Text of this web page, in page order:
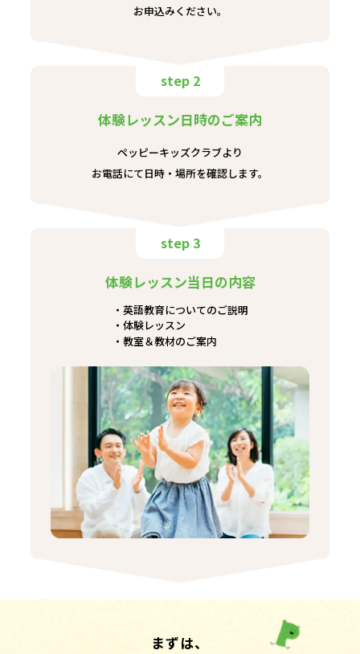
お申込みください。
step 2
体験レッスン日時のご案内
ペッピーキッズクラブより
お電話にて日時・場所を確認します。
step 3
体験レッスン当日の内容
英語教育についてのご説明
体験レッスン
教室＆教材のご案内
まずは、